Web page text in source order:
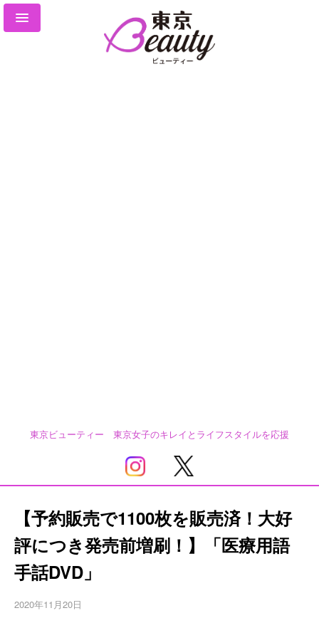
東京ビューティー 東京女子のキレイとライフスタイルを応援
【予約販売で1100枚を販売済！大好
評につき発売前増刷！】「医療用語
手話DVD」
2020年11月20日